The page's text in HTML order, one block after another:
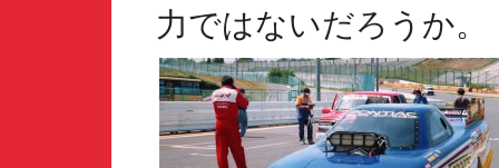
力ではないだろうか。